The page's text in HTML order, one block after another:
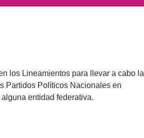
los Lineamientos para llevar a cabo la
Partidos Políticos Nacionales en
entidad federativa.